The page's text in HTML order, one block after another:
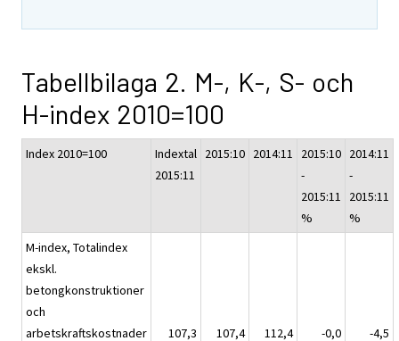
Tabellbilaga 2. M-, K-, S- och
H-index 2010=100
Index 2010=100
Indextal
2015:11
2015:10 2014:11
2015:10
-
2015:11
%
2014:11
-
2015:11
%
M-index, Totalindex
ekskl.
betongkonstruktioner
och
arbetskraftskostnader
107,3 107,4 112,4 -0,0
-4,5